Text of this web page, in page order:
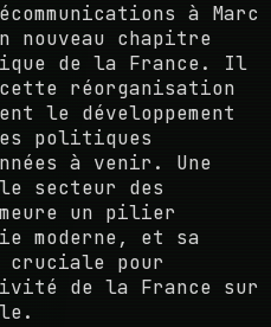
à Marc
nouveau chapitre
de la France. Il
réorganisation
le développement
politiques
à venir. Une
secteur des
un pilier
moderne, et sa
pour
de la France sur